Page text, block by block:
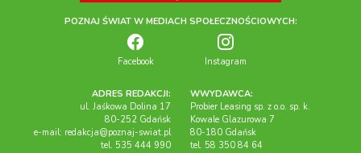
POZNAJ ŚWIAT W MEDIACH SPOŁECZNOŚCIOWYCH:
Facebook Instagram
ADRES REDAKCJI:
ul. Jaśkowa Dolina 17
80-252 Gdańsk
e-mail: redakcja@poznaj-swiat.pl
tel. 535 444 990
WWYDAWCA:
Probier Leasing sp. z o.o. sp. k.
Kowale Glazurowa 7
80-180 Gdańsk
tel. 58 350 84 64